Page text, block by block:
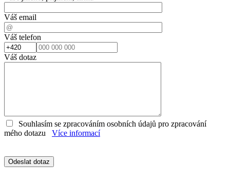
Váš email
Váš telefon
Váš dotaz
Souhlasím se zpracováním osobních údajů pro zpracování
mého dotazu
Více informací